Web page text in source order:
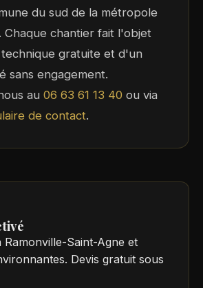
du sud de la métropole
Chaque chantier fait l'objet
gratuite et d'un
sans engagement.
au 06 63 61 13 40 ou via
de contact.
Saint-Agne et
Devis gratuit sous